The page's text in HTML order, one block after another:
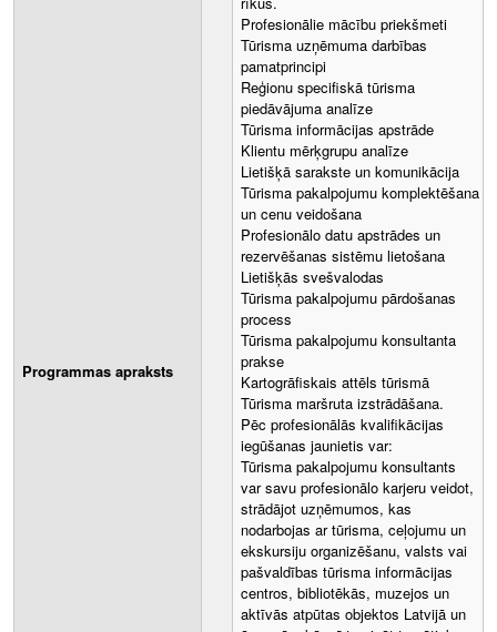
Programmas apraksts
Profesionālie mācību priekšmeti
Tūrisma uzņēmuma darbības
pamatprincipi
Reģionu specifiskā tūrisma
piedāvājuma analīze
Tūrisma informācijas apstrāde
Klientu mērķgrupu analīze
Lietišķā sarakste un komunikācija
Tūrisma pakalpojumu komplektēšana
un cenu veidošana
Profesionālo datu apstrādes un
rezervēšanas sistēmu lietošana
Lietišķās svešvalodas
Tūrisma pakalpojumu pārdošanas
process
Tūrisma pakalpojumu konsultanta
prakse
Kartogrāfiskais attēls tūrismā
Tūrisma maršruta izstrādāšana.
Pēc profesionālās kvalifikācijas
iegūšanas jaunietis var:
Tūrisma pakalpojumu konsultants
var savu profesionālo karjeru veidot,
strādājot uzņēmumos, kas
nodarbojas ar tūrisma, ceļojumu un
ekskursiju organizēšanu, valsts vai
pašvaldības tūrisma informācijas
centros, bibliotēkās, muzejos un
aktīvās atpūtas objektos Latvijā un